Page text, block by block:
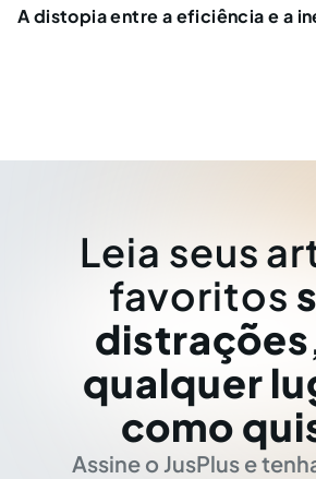
A distopia entre a eficiência e a
Leia seus
favoritos
distrações
qualquer
como
Assine o JusPlus e